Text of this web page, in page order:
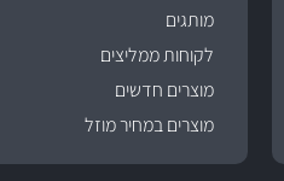
מותגים
לקוחות ממליצים
מוצרים חדשים
מוצרים במחיר מוזל